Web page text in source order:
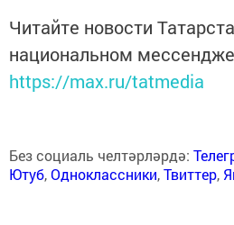
Читайте новости
национальном
https://max.ru/tatmedia
Без социаль челтәрләрдә:
Ютуб,Одноклассники,Твиттер,